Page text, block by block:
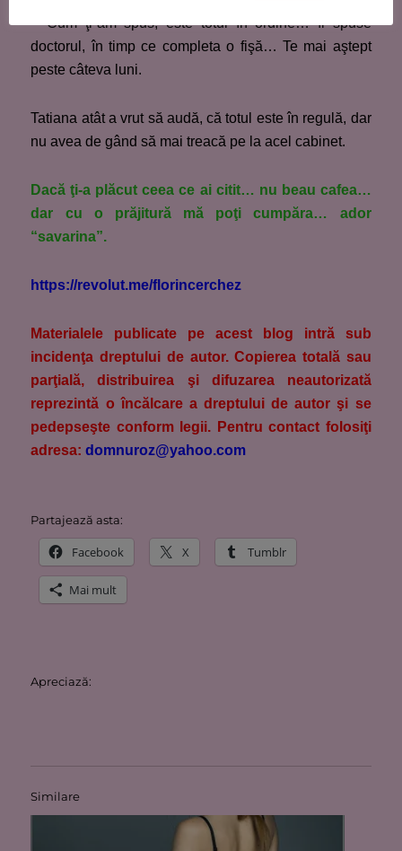
– Cum ţi-am spus, este totul în ordine… îi spuse
doctorul, în timp ce completa o fişă… Te mai aştept
peste câteva luni.
Tatiana atât a vrut să audă, că totul este în regulă, dar
nu avea de gând să mai treacă pe la acel cabinet.
Dacă ţi-a plăcut ceea ce ai citit… nu beau cafea…
dar cu o prăjitură mă poţi cumpăra… ador
“savarina”.
https://revolut.me/florincerchez
Materialele publicate pe acest blog intră sub
incidenţa dreptului de autor. Copierea totală sau
parţială, distribuirea şi difuzarea neautorizată
reprezintă o încălcare a dreptului de autor şi se
pedepseşte conform legii. Pentru contact folosiţi
adresa: domnuroz@yahoo.com
Partajează asta:
Facebook X Tumblr
Mai mult
Apreciază:
Similare